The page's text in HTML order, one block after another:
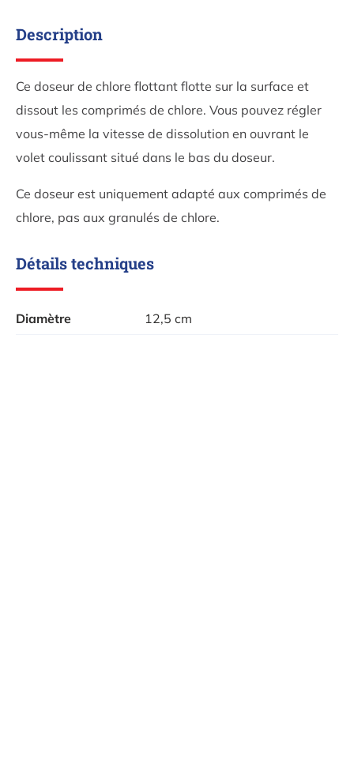
Description
Ce doseur de chlore flottant flotte sur la surface et
dissout les comprimés de chlore. Vous pouvez régler
vous-même la vitesse de dissolution en ouvrant le
volet coulissant situé dans le bas du doseur.
Ce doseur est uniquement adapté aux comprimés de
chlore, pas aux granulés de chlore.
Détails techniques
Diamètre 12,5 cm